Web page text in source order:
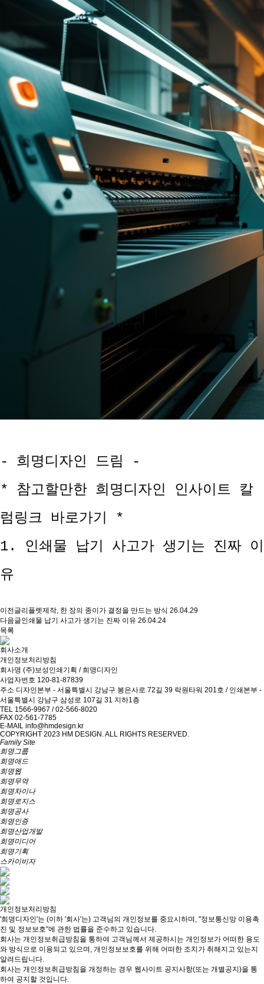
- 희명디자인 드림 -
* 참고할만한 희명디자인 인사이트 칼
럼링크 바로가기 *
1. 인쇄물 납기 사고가 생기는 진짜 이
유
이전글리플렛제작, 한 장의 종이가 결정을 만드는 방식 26.04.29
다음글인쇄물 납기 사고가 생기는 진짜 이유 26.04.24
목록
회사소개
개인정보처리방침
회사명 (주)보성인쇄기획 / 희명디자인
사업자번호 120-81-87839
주소 디자인본부 - 서울특별시 강남구 봉은사로 72길 39 락원타워 201호 / 인쇄본부 -
서울특별시 강남구 삼성로 107길 31 지하1층
TEL 1566-9967 / 02-566-8020
FAX 02-561-7785
E-MAIL info@hmdesign.kr
COPYRIGHT 2023 HM DESIGN. ALL RIGHTS RESERVED.
Family Site
희명그룹
희명애드
희명웹
희명무역
희명차이나
희명로지스
희명공사
희명인증
희명산업개발
희명미디어
희명기획
스카이비자
개인정보처리방침
'희명디자인'는 (이하 '회사'는) 고객님의 개인정보를 중요시하며, "정보통신망 이용촉
진 및 정보보호"에 관한 법률을 준수하고 있습니다.
회사는 개인정보취급방침을 통하여 고객님께서 제공하시는 개인정보가 어떠한 용도
와 방식으로 이용되고 있으며, 개인정보보호를 위해 어떠한 조치가 취해지고 있는지
알려드립니다.
회사는 개인정보취급방침을 개정하는 경우 웹사이트 공지사항(또는 개별공지)을 통
하여 공지할 것입니다.